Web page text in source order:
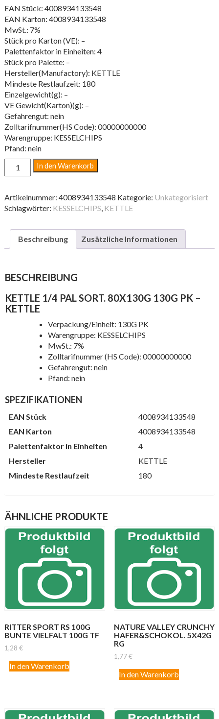
EAN Stück: 4008934133548
EAN Karton: 4008934133548
MwSt.: 7%
Stück pro Karton (VE): –
Palettenfaktor in Einheiten: 4
Stück pro Palette: –
Hersteller(Manufactory): KETTLE
Mindeste Restlaufzeit: 180
Einzelgewicht(g): –
VE Gewicht(Karton)(g): –
Gefahrengut: nein
Zolltarifnummer(HS Code): 00000000000
Warengruppe: KESSELCHIPS
Pfand: nein
KETTLE
1/4
SORT.
80X130G
PK
Menge
In den Warenkorb
Artikelnummer: 4008934133548 Kategorie: Unkategorisiert
Schlagwörter: KESSELCHIPS, KETTLE
Beschreibung Zusätzliche Informationen
BESCHREIBUNG
KETTLE 1/4 PAL SORT. 80X130G 130G PK –
KETTLE
Verpackung/Einheit: 130G PK
Warengruppe: KESSELCHIPS
MwSt.: 7%
Zolltarifnummer (HS Code): 00000000000
Gefahrengut: nein
Pfand: nein
SPEZIFIKATIONEN
EAN Stück
4008934133548
EAN Karton
4008934133548
Palettenfaktor in Einheiten
4
Hersteller
KETTLE
Mindeste Restlaufzeit
180
ÄHNLICHE PRODUKTE
RITTER SPORT RS 100G
BUNTE VIELFALT 100G TF
1,28 €
In den Warenkorb
NATURE VALLEY CRUNCHY
HAFER&SCHOKOL. 5X42G
RG
1,77€
In den Warenkorb